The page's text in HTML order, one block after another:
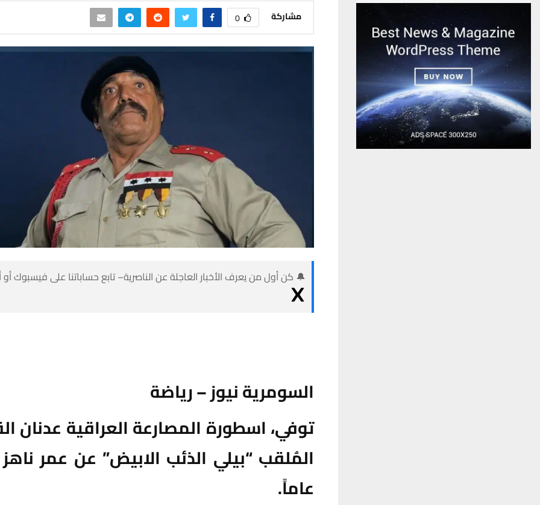
مشاركة 0
🔔 كن أول من يعرف الأخبار العاجلة عن الناصرية– تابع حساباتنا على فيسبوك
السومرية نيوز – رياضة
توفي، اسطورة المصارعة العراقية عدنان
عاماً.